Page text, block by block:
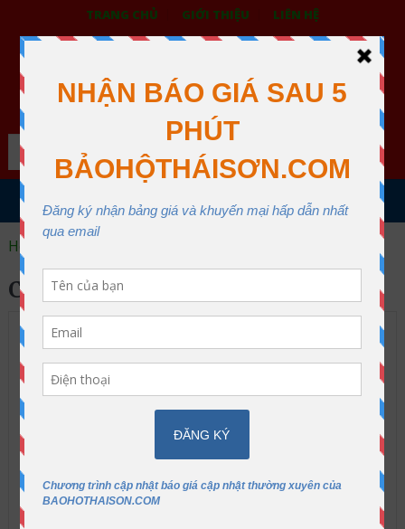
TRANG CHỦ GIỚI THIỆU LIÊN HỆ
BẢO HỘ LAO ĐỘNG THÁI SƠN
XƯỞNG MAY THÁI SƠN QUẬN 12
Search
MENU
Home
CORONA VIRUS